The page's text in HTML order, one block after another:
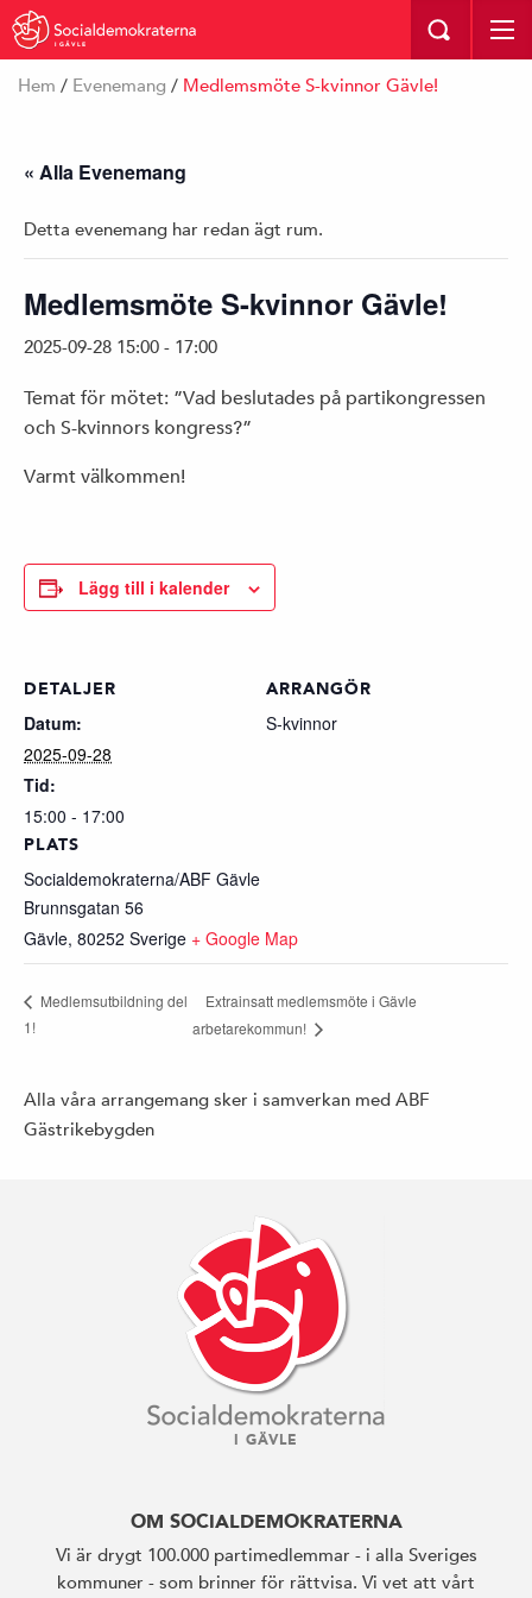
I GÄVLE
Hem / Evenemang / Medlemsmöte S-kvinnor Gävle!
« Alla Evenemang
Detta evenemang har redan ägt rum.
Medlemsmöte S-kvinnor Gävle!
2025-09-28 15:00 - 17:00
Temat för mötet: ”Vad beslutades på partikongressen
och S-kvinnors kongress?”
Varmt välkommen!
Lägg till i kalender
DETALJER
Datum:
2025-09-28
Tid:
15:00 - 17:00
PLATS
Socialdemokraterna/ABF Gävle
Brunnsgatan 56
Gävle, 80252 Sverige + Google Map
ARRANGÖR
S-kvinnor
Medlemsutbildning del
1!
Extrainsatt medlemsmöte i Gävle
arbetarekommun!
Alla våra arrangemang sker i samverkan med ABF
Gästrikebygden
I GÄVLE
OM SOCIALDEMOKRATERNA
Vi är drygt 100.000 partimedlemmar - i alla Sveriges
kommuner - som brinner för rättvisa. Vi vet att vårt